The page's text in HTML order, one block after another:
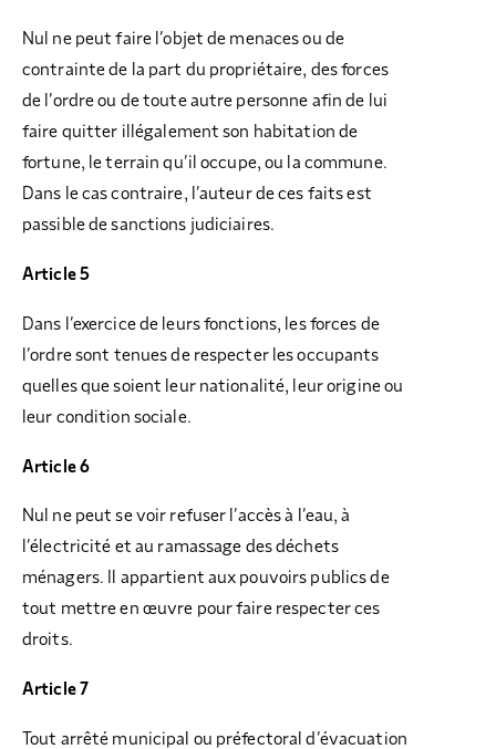
Nul ne peut faire l’objet de menaces ou de
contrainte de la part du propriétaire, des forces
de l’ordre ou de toute autre personne afin de lui
faire quitter illégalement son habitation de
fortune, le terrain qu’il occupe, ou la commune.
Dans le cas contraire, l’auteur de ces faits est
passible de sanctions judiciaires.
Article 5
Dans l’exercice de leurs fonctions, les forces de
l’ordre sont tenues de respecter les occupants
quelles que soient leur nationalité, leur origine ou
leur condition sociale.
Article 6
Nul ne peut se voir refuser l’accès à l’eau, à
l’électricité et au ramassage des déchets
ménagers. Il appartient aux pouvoirs publics de
tout mettre en œuvre pour faire respecter ces
droits.
Article 7
Tout arrêté municipal ou préfectoral d’évacuation